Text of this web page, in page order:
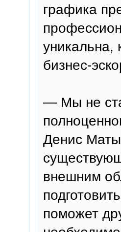
графика
уникальна,
бизнес-
— Мы не
Денис
внешним
поможет